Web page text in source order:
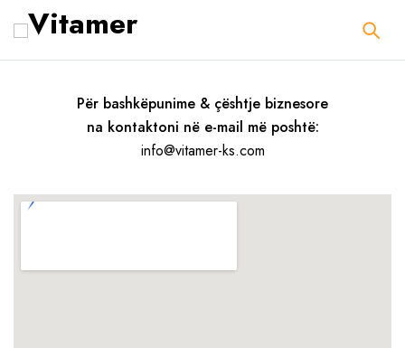
Për bashkëpunime & çështje biznesore
na kontaktoni në e-mail më poshtë:
info@vitamer-ks.com